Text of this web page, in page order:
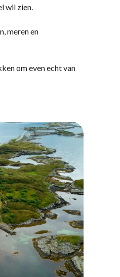
wil zien.
meren en
om even echt van